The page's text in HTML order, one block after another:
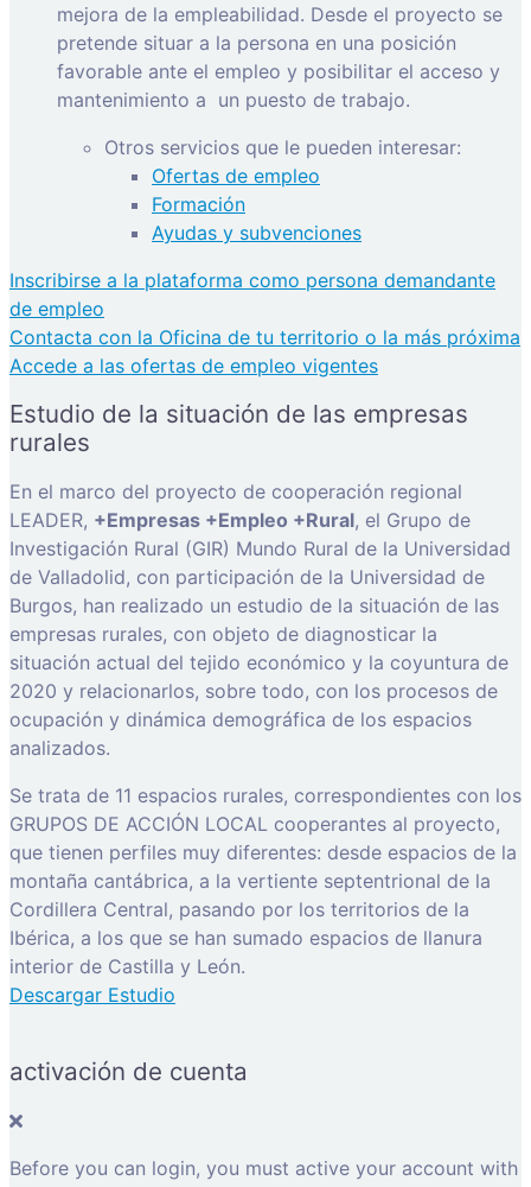
mejora de la empleabilidad. Desde el proyecto se
pretende situar a la persona en una posición
favorable ante el empleo y posibilitar el acceso y
mantenimiento a un puesto de trabajo.
Otros servicios que le pueden interesar:
Ofertas de empleo
Formación
Ayudas y subvenciones
Inscribirse a la plataforma como persona demandante
de empleo
Contacta con la Oficina de tu territorio o la más próxima
Accede a las ofertas de empleo vigentes
Estudio de la situación de las empresas
rurales
En el marco del proyecto de cooperación regional
LEADER, +Empresas +Empleo +Rural, el Grupo de
Investigación Rural (GIR) Mundo Rural de la Universidad
de Valladolid, con participación de la Universidad de
Burgos, han realizado un estudio de la situación de las
empresas rurales, con objeto de diagnosticar la
situación actual del tejido económico y la coyuntura de
2020 y relacionarlos, sobre todo, con los procesos de
ocupación y dinámica demográfica de los espacios
analizados.
Se trata de 11 espacios rurales, correspondientes con los
GRUPOS DE ACCIÓN LOCAL cooperantes al proyecto,
que tienen perfiles muy diferentes: desde espacios de la
montaña cantábrica, a la vertiente septentrional de la
Cordillera Central, pasando por los territorios de la
Ibérica, a los que se han sumado espacios de llanura
interior de Castilla y León.
Descargar Estudio
activación de cuenta
Before you can login, you must active your account with